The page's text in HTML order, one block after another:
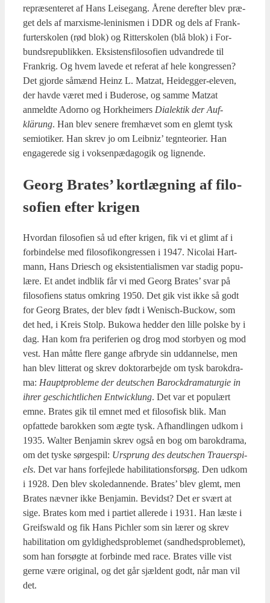
repræ­sen­te­ret af Hans Lei­se­gang. Åre­ne der­ef­ter blev præ­
get dels af marxis­me-leni­nis­men i DDR og dels af Frank­
fur­ter­sko­len (rød blok) og Rit­ter­sko­len (blå blok) i For­
bunds­re­pu­blik­ken. Eksi­stens­fi­lo­so­fi­en udvan­dre­de til
Frank­rig. Og hvem lave­de et refe­rat af hele kon­gres­sen?
Det gjor­de såmænd Heinz L. Matzat, Hei­deg­ger-ele­ven,
der hav­de været med i Budero­se, og sam­me Matzat
anmeld­te Ador­no og Hor­k­hei­mers Dia­lek­tik der Auf­
klärung. Han blev sene­re frem­hæ­vet som en glemt tysk
semio­ti­ker. Han skrev jo om Leib­niz’ tegn­te­o­ri­er. Han
enga­ge­re­de sig i vok­sen­pæ­da­go­gik og lig­nen­de.
Georg Bra­tes’ kort­læg­ning af filo­
so­fi­en efter kri­gen
Hvor­dan filo­so­fi­en så ud efter kri­gen, fik vi et glimt af i
for­bin­del­se med filo­so­fi­kon­gres­sen i 1947. Nico­lai Hart­
mann, Hans Dri­esch og eksi­sten­ti­a­lis­men var sta­dig popu­
læ­re. Et andet ind­blik får vi med Georg Bra­tes’ svar på
filo­so­fi­ens sta­tus omkring 1950. Det gik vist ikke så godt
for Georg Bra­tes, der blev født i Weni­sch-Buck­ow, som
det hed, i Kreis Stolp. Bukowa hed­der den lil­le pol­ske by i
dag. Han kom fra peri­fe­ri­en og drog mod stor­by­en og mod
vest. Han måt­te fle­re gan­ge afbry­de sin uddan­nel­se, men
han blev lit­te­rat og skrev dok­to­r­ar­bej­de om tysk barokdra­
ma: Haupt­pro­ble­me der deut­schen Baro­ck­dra­ma­tur­gie in
ihrer ges­chi­cht­li­chen Entwi­c­k­lung. Det var et popu­lært
emne. Bra­tes gik til emnet med et filo­so­fisk blik. Man
opfat­te­de barok­ken som ægte tysk. Afhand­lin­gen udkom i
1935. Wal­ter Benja­min skrev også en bog om barokdra­ma,
om det tyske sør­ge­spil: Ursprung des deut­schen Trau­er­spi­
els. Det var hans for­fej­l­e­de habi­li­ta­tions­for­søg. Den udkom
i 1928. Den blev sko­le­dan­nen­de. Bra­tes’ blev glemt, men
Bra­tes næv­ner ikke Benja­min. Bevidst? Det er svært at
sige. Bra­tes kom med i par­ti­et alle­re­de i 1931. Han læste i
Greif­swald og fik Hans Pich­ler som sin lærer og skrev
habi­li­ta­tion om gyl­dig­heds­pro­ble­met (sand­heds­pro­ble­met),
som han for­søg­te at for­bin­de med race. Bra­tes vil­le vist
ger­ne være ori­gi­nal, og det går sjæl­dent godt, når man vil
det.